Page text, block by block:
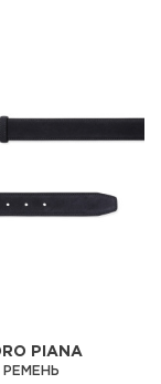
PIANA
РЕМЕНЬ